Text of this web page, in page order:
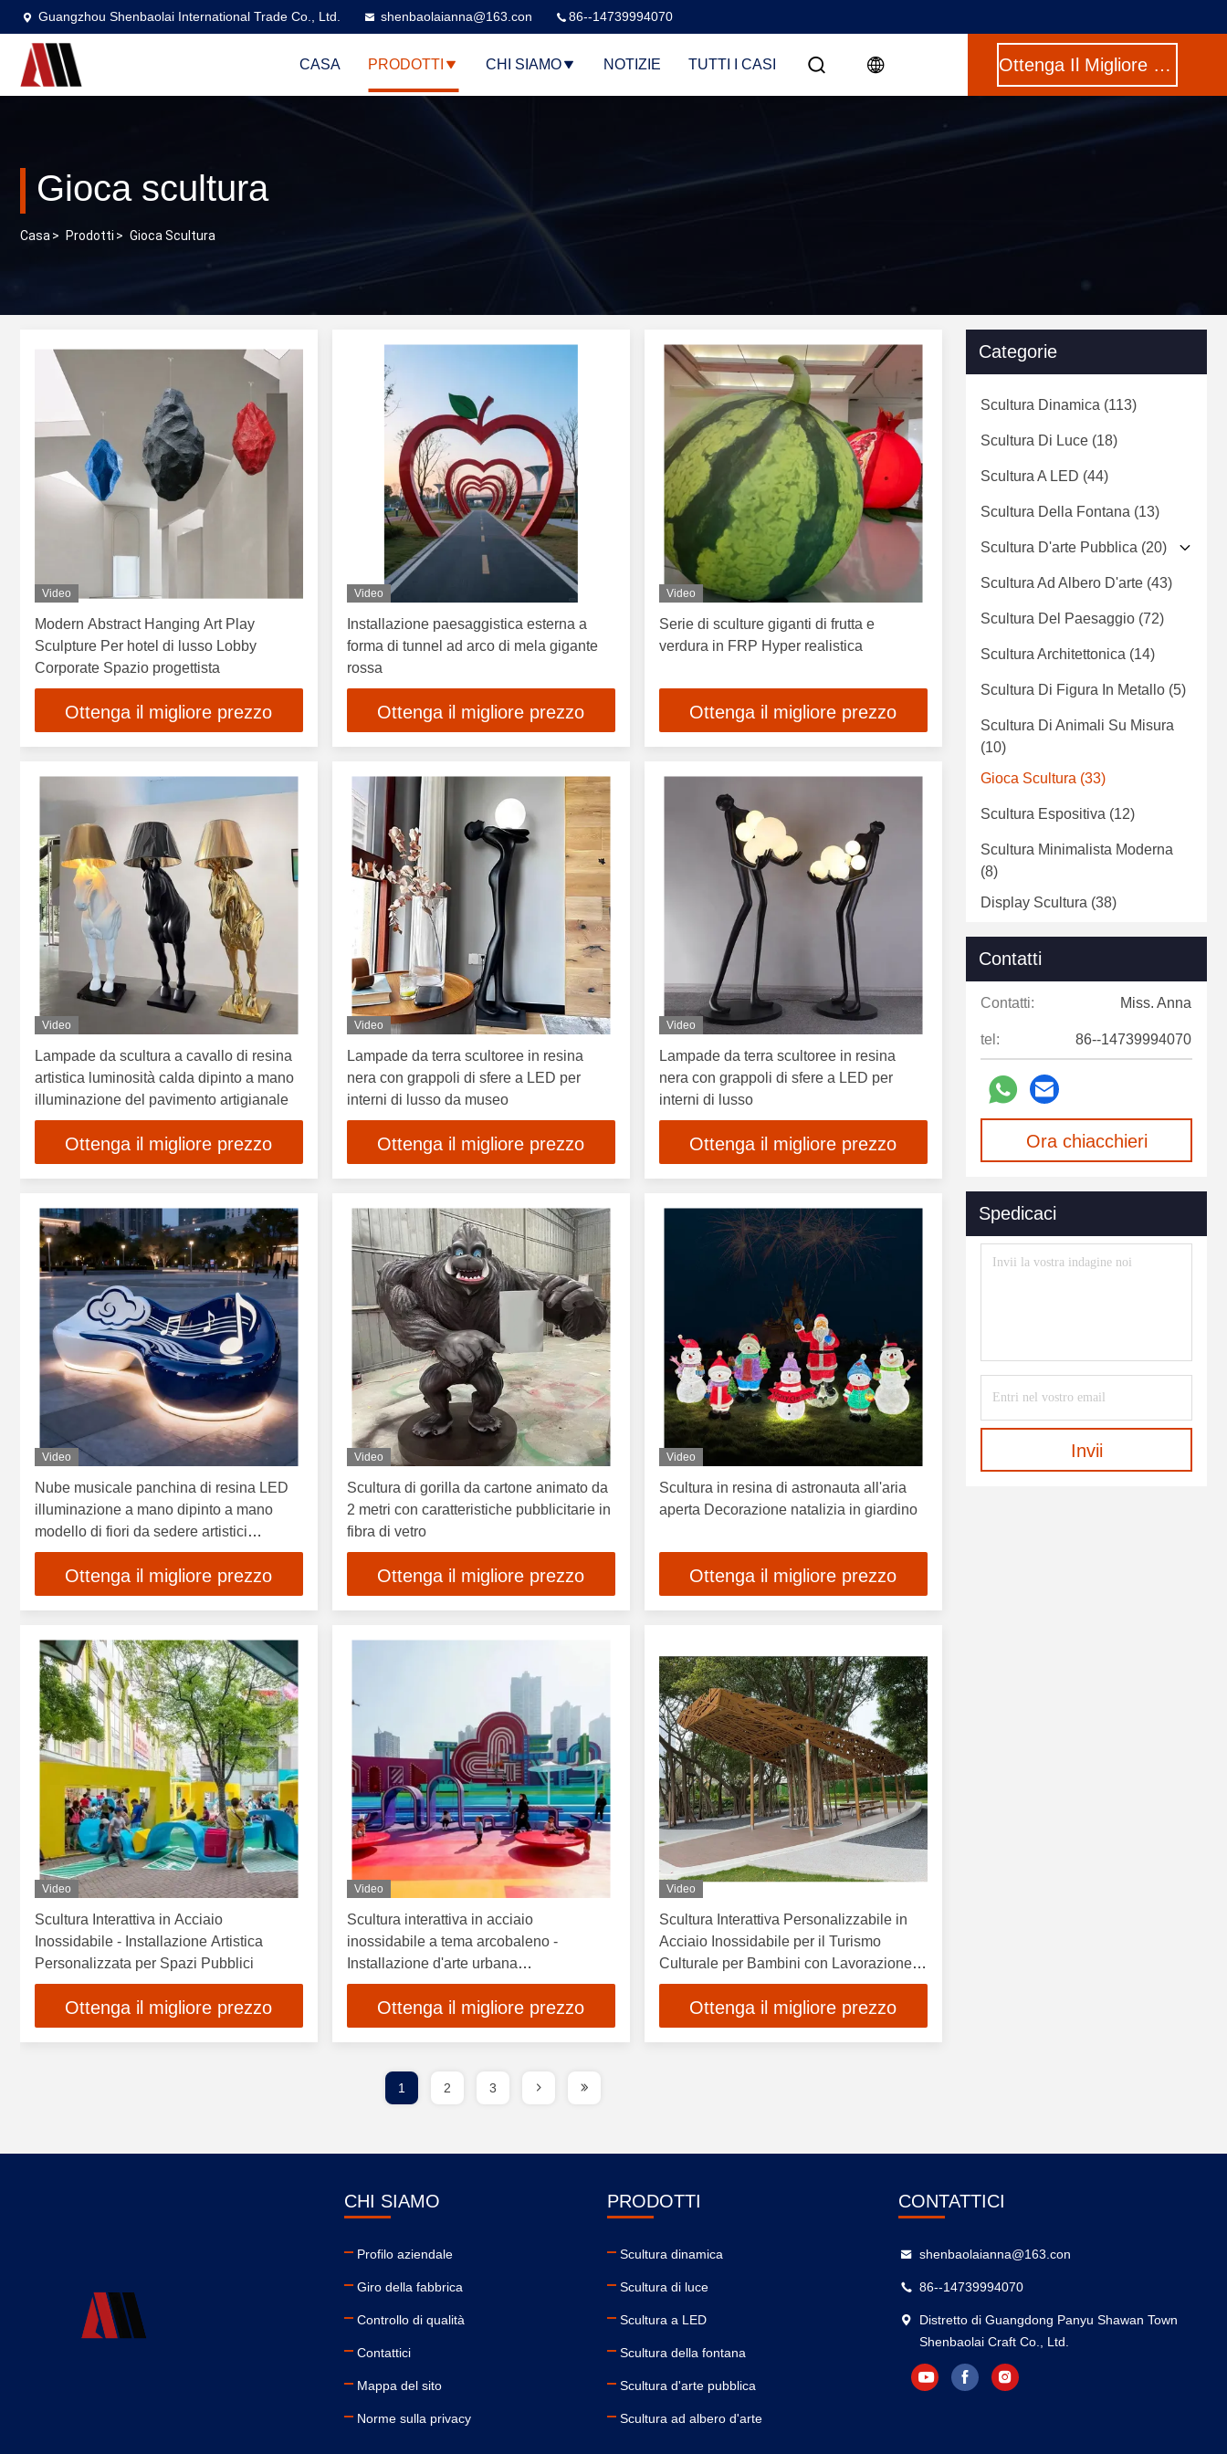
Guangzhou Shenbaolai International Trade Co., Ltd. shenbaolaianna@163.con 86--14739994070
CASA PRODOTTI CHI SIAMO NOTIZIE TUTTI I CASI Ottenga Il Migliore Prezzo
Gioca scultura
Casa> Prodotti > Gioca Scultura
Video
Modern Abstract Hanging Art Play
Sculpture Per hotel di lusso Lobby
Corporate Spazio progettista
Ottenga il migliore prezzo
Video
Installazione paesaggistica esterna a
forma di tunnel ad arco di mela gigante
rossa
Ottenga il migliore prezzo
Video
Serie di sculture giganti di frutta e
verdura in FRP Hyper realistica
Ottenga il migliore prezzo
Video
Lampade da scultura a cavallo di resina
artistica luminosità calda dipinto a mano
illuminazione del pavimento artigianale
Ottenga il migliore prezzo
Video
Lampade da terra scultoree in resina
nera con grappoli di sfere a LED per
interni di lusso da museo
Ottenga il migliore prezzo
Video
Lampade da terra scultoree in resina
nera con grappoli di sfere a LED per
interni di lusso
Ottenga il migliore prezzo
Video
Nube musicale panchina di resina LED
illuminazione a mano dipinto a mano
modello di fiori da sedere artistici
all'aperto
Ottenga il migliore prezzo
Video
Scultura di gorilla da cartone animato da
2 metri con caratteristiche pubblicitarie in
fibra di vetro
Ottenga il migliore prezzo
Video
Scultura in resina di astronauta all'aria
aperta Decorazione natalizia in giardino
Ottenga il migliore prezzo
Video
Scultura Interattiva in Acciaio
Inossidabile - Installazione Artistica
Personalizzata per Spazi Pubblici
Ottenga il migliore prezzo
Video
Scultura interattiva in acciaio
inossidabile a tema arcobaleno -
Installazione d'arte urbana
personalizzata per gli spazi pubblici
Ottenga il migliore prezzo
Video
Scultura Interattiva Personalizzabile in
Acciaio Inossidabile per il Turismo
Culturale per Bambini con Lavorazione
Artigianale Forgiata a Mano
Ottenga il migliore prezzo
Categorie
Scultura Dinamica (113)
Scultura Di Luce (18)
Scultura A LED (44)
Scultura Della Fontana (13)
Scultura D'arte Pubblica (20)
Scultura Ad Albero D'arte (43)
Scultura Del Paesaggio (72)
Scultura Architettonica (14)
Scultura Di Figura In Metallo (5)
Scultura Di Animali Su Misura
(10)
Gioca Scultura (33)
Scultura Espositiva (12)
Scultura Minimalista Moderna
(8)
Display Scultura (38)
Scultura Di Animali In Fibra Di
Vetro(18)
Scultura Decorativa Da Parete
(2)
Contatti
Contatti: Miss. Anna
tel: 86--14739994070
Ora chiacchieri
Spedicaci
Invii
1 2 3
CHI SIAMO
Profilo aziendale
Giro della fabbrica
Controllo di qualità
Contattici
Mappa del sito
Norme sulla privacy
PRODOTTI
Scultura dinamica
Scultura di luce
Scultura a LED
Scultura della fontana
Scultura d'arte pubblica
Scultura ad albero d'arte
CONTATTICI
shenbaolaianna@163.con
86--14739994070
Distretto di Guangdong Panyu Shawan Town
Shenbaolai Craft Co., Ltd.